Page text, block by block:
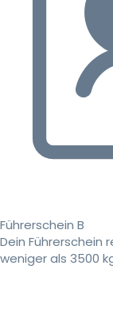
Führerschein B
Dein Führerschein
weniger als 3500